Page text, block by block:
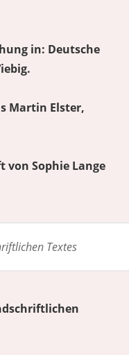
in: Deutsche
Martin Elster,
von Sophie Lange
Textes